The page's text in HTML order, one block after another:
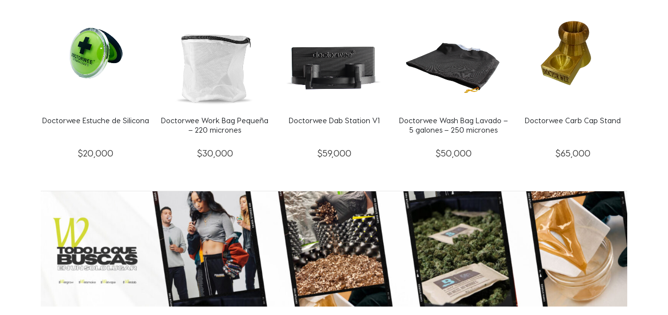
Doctorwee Work Bag Pequeña
$30,000
Doctorwee Dab Station V1
$59,000
Doctorwee Wash Bag Lavado –
$50,000
Doctorwee Carb Cap Stand
$65,000
Doctorwee Grinder Aluminio 4
$95,000